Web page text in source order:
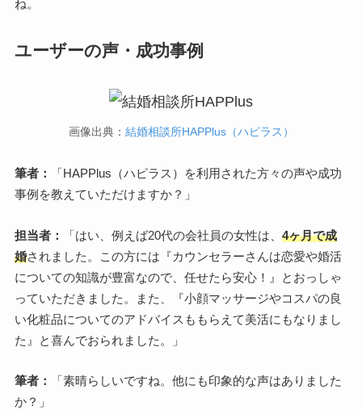
ね。
ユーザーの声・成功事例
画像出典： 結婚相談所HAPPlus（ハピラス）
筆者：
「HAPPlus（ハピラス）を利用された方々の声や成功
事例を教えていただけますか？」
担当者： 「はい、例えば20代の会社員の女性は、 4ヶ月で成
婚されました。この方には『カウンセラーさんは恋愛や婚活
についての知識が豊富なので、任せたら安心！』とおっしゃ
っていただきました。また、『小顔マッサージやコスパの良
い化粧品についてのアドバイスももらえて美活にもなりまし
た』と喜んでおられました。」
筆者：
「素晴らしいですね。他にも印象的な声はありました
か？」